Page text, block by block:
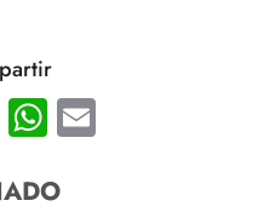
TwitterWhatsApp